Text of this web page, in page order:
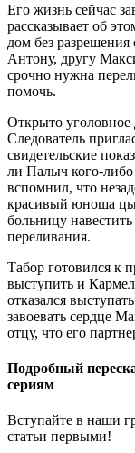
Его жизнь сейчас
рассказывает об
дом без
Антону, другу
срочно нужна
помочь.
Открыто
Следователь
свидетельские
ли Палыч кого-
вспомнил, что
красивый юноша
больницу
переливания.
Табор готовился к
выступить и
отказался
завоевать сердце
отцу, что его
Подробный
сериям
Вступайте в наши
статьи первыми!